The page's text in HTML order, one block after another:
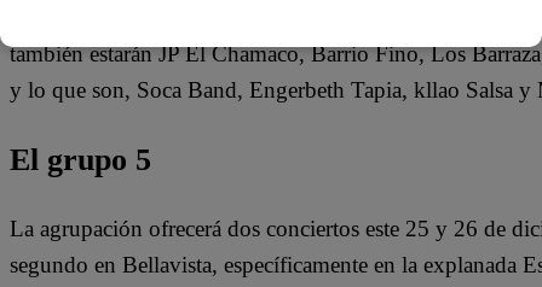
también estarán JP El Chamaco, Barrio Fino, Los
y lo que son, Soca Band, Engerbeth Tapia, kllao Salsa y
El grupo 5
La agrupación ofrecerá dos conciertos este 25 y 26 de
segundo en Bellavista, específicamente en la explanada